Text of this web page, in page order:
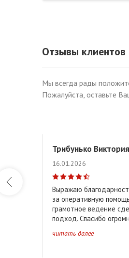
Козловичи • Катин Бор •
Ямно-Вычулки •
Вулька • Южный •
г. Брест Брестский
Отзывы
Мы всегда рады
Пожалуйста, оставьте
Трибунько
16.01.2026
Выражаю
за оперативную
грамотное ведение
подход. Спасибо
читать далее